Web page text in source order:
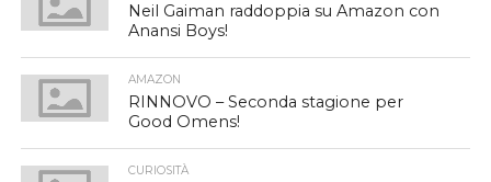
Neil Gaiman raddoppia su Amazon con
Anansi Boys!
AMAZON
RINNOVO – Seconda stagione per
Good Omens!
CURIOSITÀ